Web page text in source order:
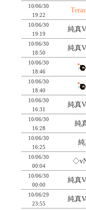
10/06/30
19:22
10/06/30
19:19
純真
10/06/30
18:50
純真
10/06/30
18:46
10/06/30
18:40
10/06/30
16:31
純真
10/06/30
16:28
純
10/06/30
16:25
純
10/06/30
00:04
10/06/30
00:00
純真
10/06/29
23:55
純真